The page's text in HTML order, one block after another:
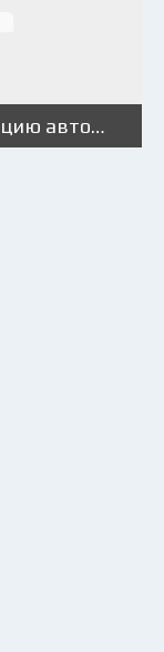
Что значит запрет на регистрацию автомобиля?